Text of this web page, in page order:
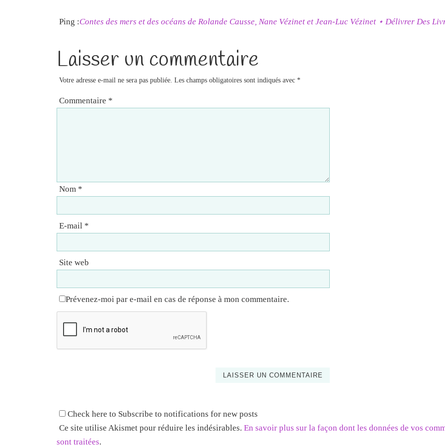
Ping :Contes des mers et des océans de Rolande Causse, Nane Vézinet et Jean-Luc Vézinet ⋆ Délivrer Des
Laisser un commentaire
Votre adresse e-mail ne sera pas publiée. Les champs obligatoires sont indiqués avec *
Commentaire *
Nom *
E-mail *
Site web
Prévenez-moi par e-mail en cas de réponse à mon commentaire.
Check here to Subscribe to notifications for new posts
Ce site utilise Akismet pour réduire les indésirables. En savoir plus sur la façon dont les données de vos
sont traitées.